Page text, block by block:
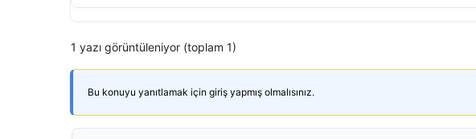
1 yazı görüntüleniyor (toplam 1)
Bu konuyu yanıtlamak için giriş yapmış olmalısınız.